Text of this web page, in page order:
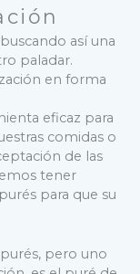
así una
paladar.
en forma
eficaz para
comidas o
de las
tener
para que su
pero uno